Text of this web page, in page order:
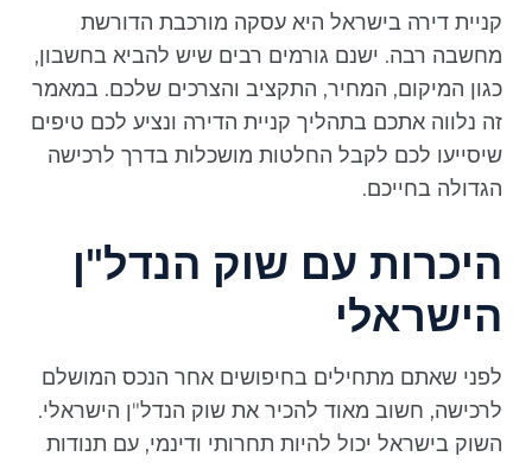
קניית דירה בישראל היא עסקה מורכבת הדורשת
מחשבה רבה. ישנם גורמים רבים שיש להביא בחשבון,
כגון המיקום, המחיר, התקציב והצרכים שלכם. במאמר
זה נלווה אתכם בתהליך קניית הדירה ונציע לכם טיפים
שיסייעו לכם לקבל החלטות מושכלות בדרך לרכישה
הגדולה בחייכם.
היכרות עם שוק הנדל"ן
הישראלי
לפני שאתם מתחילים בחיפושים אחר הנכס המושלם
לרכישה, חשוב מאוד להכיר את שוק הנדל"ן הישראלי.
השוק בישראל יכול להיות תחרותי ודינמי, עם תנודות